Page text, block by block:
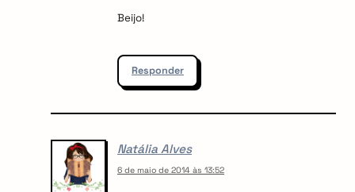
Beijo!
Responder
Natália Alves
6 de maio de 2014 às 13:52